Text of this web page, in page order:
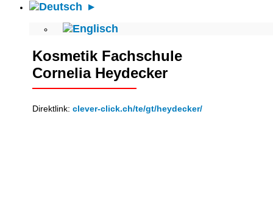
Kosmetik Fachschule
Cornelia Heydecker
Direktlink: clever-click.ch/te/gt/heydecker/